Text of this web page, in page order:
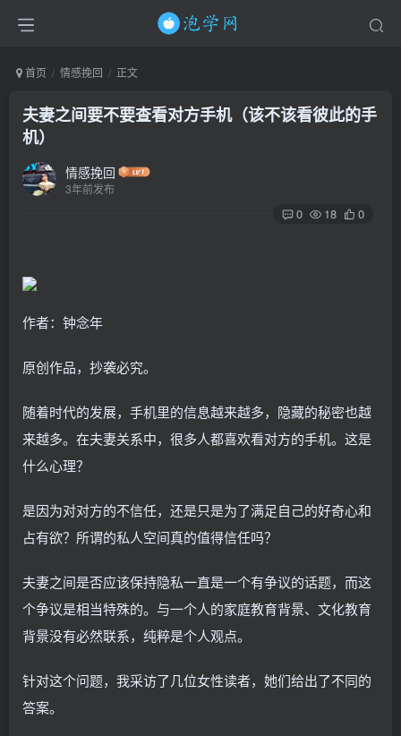
首页 情感挽回 正文
夫妻之间要不要查看对方手机（该不该看彼此的手
机）
情感挽回
3年前发布
0 18 0
作者：钟念年
原创作品，抄袭必究。
随着时代的发展，手机里的信息越来越多，隐藏的秘密也越
来越多。在夫妻关系中，很多人都喜欢看对方的手机。这是
什么心理？
是因为对对方的不信任，还是只是为了满足自己的好奇心和
占有欲？所谓的私人空间真的值得信任吗？
夫妻之间是否应该保持隐私一直是一个有争议的话题，而这
个争议是相当特殊的。与一个人的家庭教育背景、文化教育
背景没有必然联系，纯粹是个人观点。
针对这个问题，我采访了几位女性读者，她们给出了不同的
答案。